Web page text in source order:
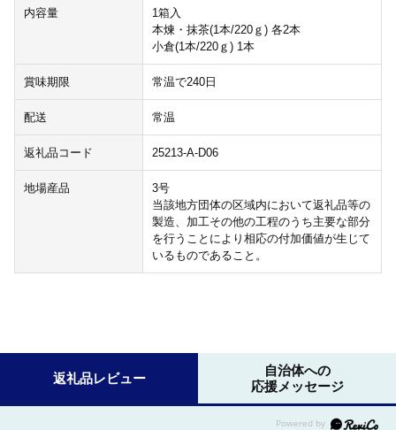
内容量
1箱入
本煉・抹茶(1本/220ｇ) 各2本
小倉(1本/220ｇ) 1本
賞味期限 常温で240日
配送 常温
返礼品コード 25213-A-D06
地場産品
3号
当該地方団体の区域内において返礼品等の
製造、加工その他の工程のうち主要な部分
を行うことにより相応の付加価値が生じて
いるものであること。
返礼品レビュー
自治体への
応援メッセージ